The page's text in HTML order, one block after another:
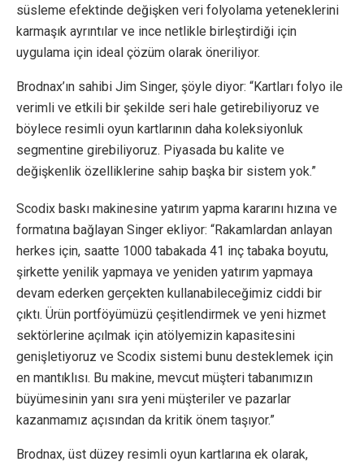
süsleme efektinde değişken veri folyolama yeteneklerini
karmaşık ayrıntılar ve ince netlikle birleştirdiği için
uygulama için ideal çözüm olarak öneriliyor.
Brodnax’ın sahibi Jim Singer, şöyle diyor: “Kartları folyo ile
verimli ve etkili bir şekilde seri hale getirebiliyoruz ve
böylece resimli oyun kartlarının daha koleksiyonluk
segmentine girebiliyoruz. Piyasada bu kalite ve
değişkenlik özelliklerine sahip başka bir sistem yok.”
Scodix baskı makinesine yatırım yapma kararını hızına ve
formatına bağlayan Singer ekliyor: “Rakamlardan anlayan
herkes için, saatte 1000 tabakada 41 inç tabaka boyutu,
şirkette yenilik yapmaya ve yeniden yatırım yapmaya
devam ederken gerçekten kullanabileceğimiz ciddi bir
çıktı. Ürün portföyümüzü çeşitlendirmek ve yeni hizmet
sektörlerine açılmak için atölyemizin kapasitesini
genişletiyoruz ve Scodix sistemi bunu desteklemek için
en mantıklısı. Bu makine, mevcut müşteri tabanımızın
büyümesinin yanı sıra yeni müşteriler ve pazarlar
kazanmamız açısından da kritik önem taşıyor.”
Brodnax, üst düzey resimli oyun kartlarına ek olarak,